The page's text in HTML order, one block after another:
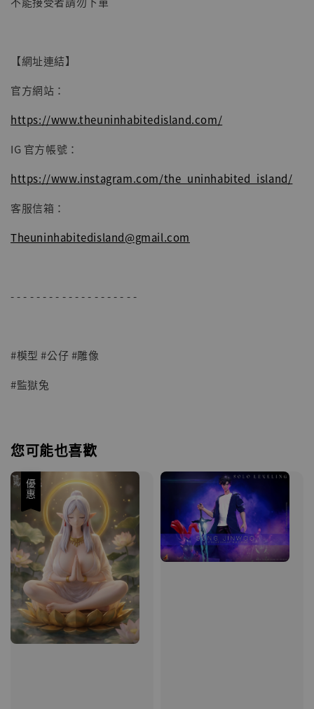
【網址連結】
官方網站：
https://www.theuninhabitedisland.com/
IG 官方帳號：
https://www.instagram.com/the_uninhabited_island/
客服信箱：
Theuninhabitedisland@gmail.com
- - - - - - - - - - - - - - - - - - - -
#模型 #公仔 #雕像
#監獄兔
您可能也喜歡
優惠